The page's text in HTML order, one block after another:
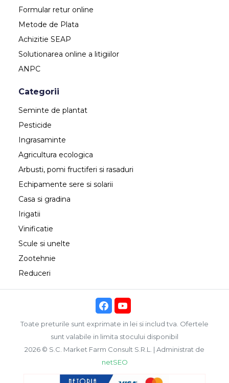
Formular retur online
Metode de Plata
Achizitie SEAP
Solutionarea online a litigiilor
ANPC
Categorii
Seminte de plantat
Pesticide
Ingrasaminte
Agricultura ecologica
Arbusti, pomi fructiferi si rasaduri
Echipamente sere si solarii
Casa si gradina
Irigatii
Vinificatie
Scule si unelte
Zootehnie
Reduceri
Toate preturile sunt exprimate in lei si includ tva. Ofertele
sunt valabile in limita stocului disponibil
2026 © S.C. Market Farm Consult S.R.L. | Administrat de
netSEO